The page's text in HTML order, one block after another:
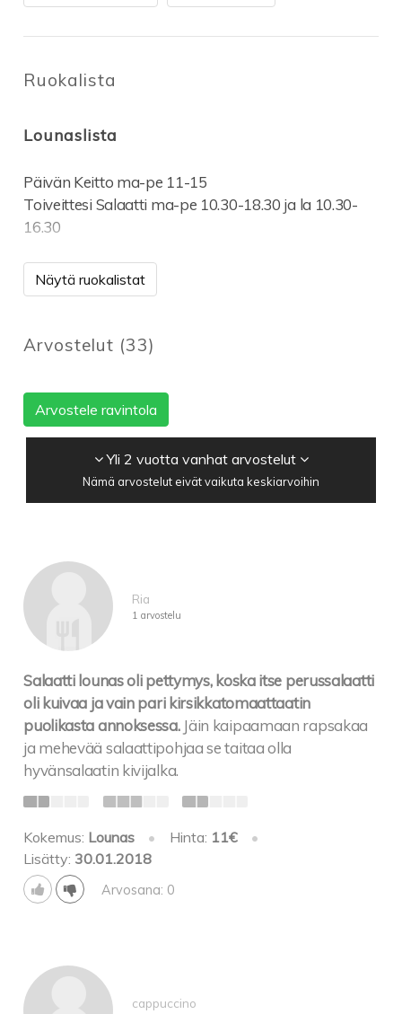
Ruokalista
Lounaslista
Päivän Keitto ma-pe 11-15
Toiveittesi Salaatti ma-pe 10.30-18.30 ja la 10.30-
16.30
Näytä ruokalistat
Arvostelut (33)
Arvostele ravintola
Yli 2 vuotta vanhat arvostelut
Nämä arvostelut eivät vaikuta keskiarvoihin
Ria
1 arvostelu
Salaatti lounas oli pettymys, koska itse perussalaatti
oli kuivaa ja vain pari kirsikkatomaattaatin
puolikasta annoksessa. Jäin kaipaamaan rapsakaa
ja mehevää salaattipohjaa se taitaa olla
hyvänsalaatin kivijalka.
Kokemus: Lounas • Hinta: 11€
•
Lisätty: 30.01.2018
Arvosana: 0
cappuccino